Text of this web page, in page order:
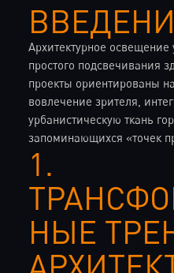
Архитектурное
простого подсвечивания
проекты ориентированы
вовлечение зрителя,
урбанистическую ткань
запоминающихся «точек
1.
НЫЕ